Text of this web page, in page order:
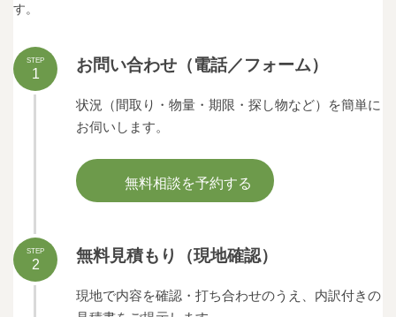
す。
お問い合わせ（電話／フォーム）
状況（間取り・物量・期限・探し物など）を簡単に
お伺いします。
無料相談を予約する
STEP
1
無料見積もり（現地確認）
現地で内容を確認・打ち合わせのうえ、内訳付きの
STEP
2